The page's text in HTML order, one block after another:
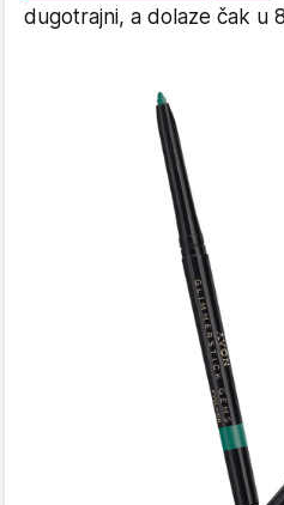
dugotrajni, a dolaze čak u